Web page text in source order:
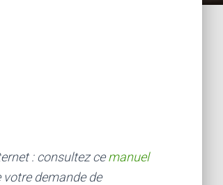
: consultez cemanuel
demande de